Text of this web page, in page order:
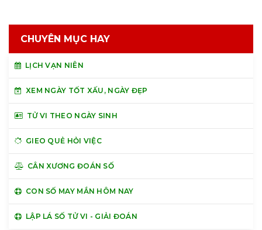
CHUYÊN MỤC HAY
LỊCH VẠN NIÊN
XEM NGÀY TỐT XẤU, NGÀY ĐẸP
TỬ VI THEO NGÀY SINH
GIEO QUẺ HỎI VIỆC
CÂN XƯƠNG ĐOÁN SỐ
CON SỐ MAY MẮN HÔM NAY
LẬP LÁ SỐ TỬ VI - GIẢI ĐOÁN